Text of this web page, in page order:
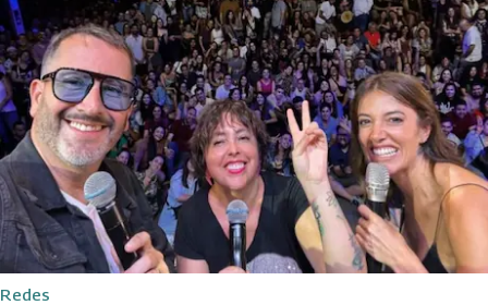
Redes